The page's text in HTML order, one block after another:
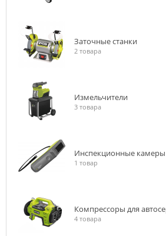
Заточные станки
2 товара
Измельчители
3 товара
Инспекционные камеры
1 товар
Компрессоры для
4 товара